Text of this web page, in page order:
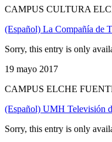
CAMPUS CULTURA
(Español) La Compañía de
Sorry, this entry is only
19 mayo 2017
CAMPUS ELCHE
(Español) UMH Televisión
Sorry, this entry is only